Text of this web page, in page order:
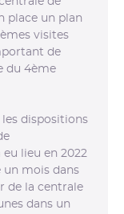
place un plan
visites
de
du 4ème
dispositions
lieu en 2022
un mois dans
de la centrale
dans un